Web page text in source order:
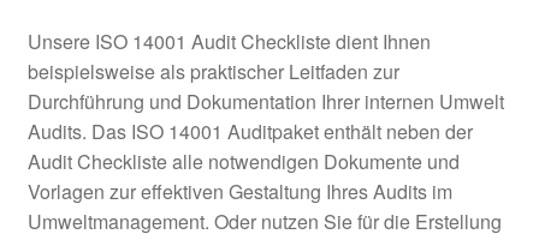
Unsere ISO 14001 Audit Checkliste dient Ihnen
beispielsweise als praktischer Leitfaden zur
Durchführung und Dokumentation Ihrer internen Umwelt
Audits. Das ISO 14001 Auditpaket enthält neben der
Audit Checkliste alle notwendigen Dokumente und
Vorlagen zur effektiven Gestaltung Ihres Audits im
Umweltmanagement. Oder nutzen Sie für die Erstellung